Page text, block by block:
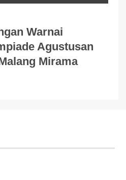
Warnai
Agustusan
Mirama